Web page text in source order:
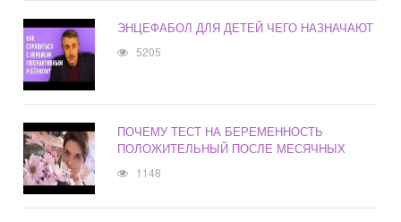
ЭНЦЕФАБОЛ ДЛЯ ДЕТЕЙ ЧЕГО НАЗНАЧАЮТ
5205
ПОЧЕМУ ТЕСТ НА БЕРЕМЕННОСТЬ
ПОЛОЖИТЕЛЬНЫЙ ПОСЛЕ МЕСЯЧНЫХ
1148